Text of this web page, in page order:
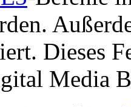
Dieses
Media